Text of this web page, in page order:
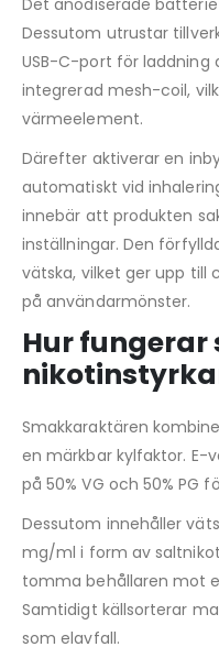
Dessutom utrustar
USB-C-port för laddning
integrerad mesh-coil,
värmeelement.
Därefter aktiverar en
automatiskt vid
innebär att produkten
inställningar. Den
vätska, vilket ger upp till
på användarmönster.
Hur fungerar
Smakkaraktären
en märkbar kylfaktor. E-
på 50% VG och 50% PG
Dessutom innehåller
mg/ml i form av
tomma behållaren mot
Samtidigt källsorterar
som elavfall.